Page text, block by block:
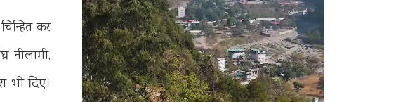
कर
नीलामी,
भी दिए।